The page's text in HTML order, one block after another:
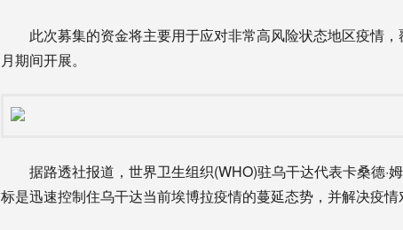
此次募集的资金将主要用于应对非常高风险状态地区疫情，
月期间开展。
据路透社报道，世界卫生组织(WHO)驻乌干达代表卡桑德·
标是迅速控制住乌干达当前埃博拉疫情的蔓延态势，并解决疫